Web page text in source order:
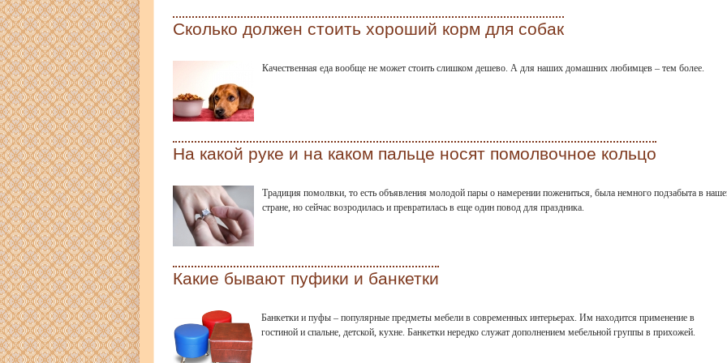
Сколько должен стоить хороший корм для собак
Качественная еда вообще не может стоить слишком дешево. А для наших домашних любимцев – тем более.
На какой руке и на каком пальце носят помолвочное кольцо
Традиция помолвки, то есть объявления молодой пары о намерении пожениться, была немного подзабыта в
стране, но сейчас возродилась и превратилась в еще один повод для праздника.
Какие бывают пуфики и банкетки
Банкетки и пуфы – популярные предметы мебели в современных интерьерах. Им находится применение в
гостиной и спальне, детской, кухне. Банкетки нередко служат дополнением мебельной группы в прихожей.